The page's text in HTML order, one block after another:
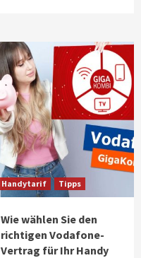
Handytarif Tipps
Wie wählen Sie den
richtigen Vodafone-
Vertrag für Ihr Handy